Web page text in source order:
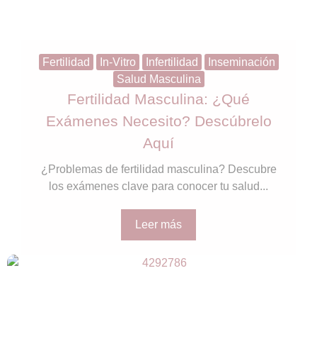
Fertilidad In-Vitro Infertilidad
Inseminación
Salud Masculina
Fertilidad Masculina: ¿Qué
Exámenes Necesito? Descúbrelo
Aquí
¿Problemas de fertilidad masculina? Descubre
los exámenes clave para conocer tu salud...
Leer más